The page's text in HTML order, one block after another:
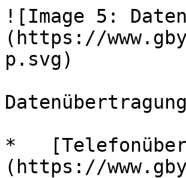
![Image 5:
(https://
p.svg)
Datenübertragung
*
(https://